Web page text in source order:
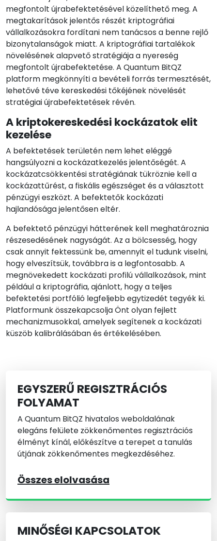
megfontolt újrabefektetésével közelíthető meg. A
megtakarítások jelentős részét kriptográfiai
vállalkozásokra fordítani nem tanácsos a benne rejlő
bizonytalanságok miatt. A kriptográfiai tartalékok
növelésének alapvető stratégiája a nyereség
megfontolt újrabefektetése. A Quantum BitQZ
platform megkönnyíti a bevételi forrás termesztését,
lehetővé téve kereskedési tőkéjének növelését
stratégiai újrabefektetések révén.
A kriptokereskedési kockázatok elit
kezelése
A befektetések területén nem lehet eléggé
hangsúlyozni a kockázatkezelés jelentőségét. A
kockázatcsökkentési stratégiának tükröznie kell a
kockázattűrést, a fiskális egészséget és a választott
pénzügyi eszközt. A befektetők kockázati
hajlandósága jelentősen eltér.
A befektető pénzügyi hátterének kell meghatároznia
részesedésének nagyságát. Az a bölcsesség, hogy
csak annyit fektessünk be, amennyit el tudunk viselni,
hogy elveszítsük, továbbra is a legfontosabb. A
megnövekedett kockázati profilú vállalkozások, mint
például a kriptográfia, ajánlott, hogy a teljes
befektetési portfólió legfeljebb egytizedét tegyék ki.
Platformunk összekapcsolja Önt olyan fejlett
mechanizmusokkal, amelyek segítenek a kockázati
küszöb kalibrálásában és értékelésében.
EGYSZERŰ REGISZTRÁCIÓS
FOLYAMAT
A Quantum BitQZ hivatalos weboldalának
elegáns felülete zökkenőmentes regisztrációs
élményt kínál, előkészítve a terepet a tanulás
útjának zökkenőmentes megkezdéséhez.
Összes elolvasása
MINŐSÉGI KAPCSOLATOK